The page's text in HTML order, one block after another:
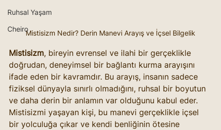
Ruhsal Yaşam
Cheiro
Mistisizm Nedir? Derin Manevi Arayış ve İçsel Bilgelik
Mistisizm, bireyin evrensel ve ilahi bir gerçeklikle
doğrudan, deneyimsel bir bağlantı kurma arayışını
ifade eden bir kavramdır. Bu arayış, insanın sadece
fiziksel dünyayla sınırlı olmadığını, ruhsal bir boyutun
ve daha derin bir anlamın var olduğunu kabul eder.
Mistisizmi yaşayan kişi, bu manevi gerçeklikle içsel
bir yolculuğa çıkar ve kendi benliğinin ötesine